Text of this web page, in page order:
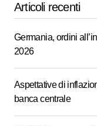
Articoli recenti
Germania, ordini
2026
Aspettative di
banca centrale